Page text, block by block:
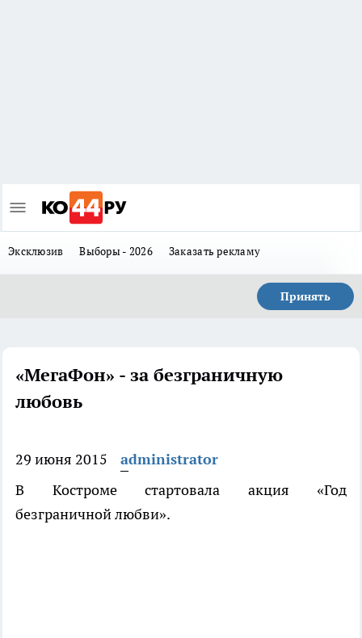
Эксклюзив Выборы - 2026 Заказать рекламу
Принять
«МегаФон» - за безграничную
любовь
29 июня 2015
administrator
В Костроме стартовала акция «Год
безграничной любви».